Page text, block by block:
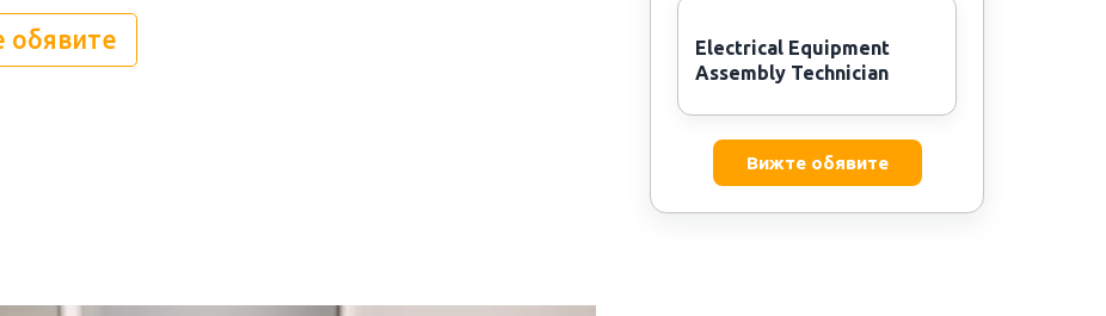
обявите
Electrical Equipment
Assembly Technician
Вижте обявите